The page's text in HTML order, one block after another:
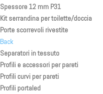
Spessore 12 mm P31
Kit serrandina per toilette/doccia
Porte scorrevoli rivestite
Back
Separatori in tessuto
Profili e accessori per pareti
Profili curvi per pareti
Profili portaled